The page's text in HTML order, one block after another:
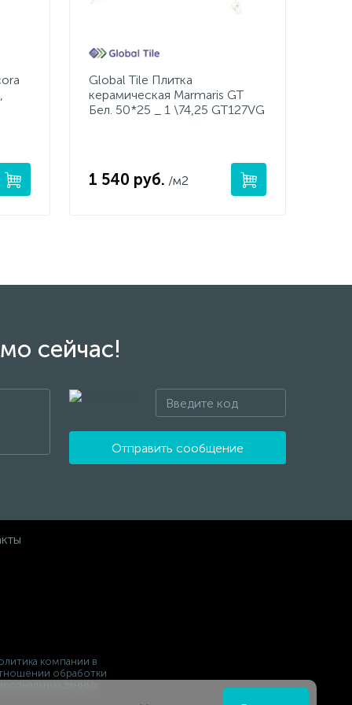
Global Tile Плитка
керамическая Marmaris GT
Бел. 50*25 _ 1 \74,25 GT127VG
1 540 руб. /м2
сейчас!
Отправить сообщение
компании в
обработки